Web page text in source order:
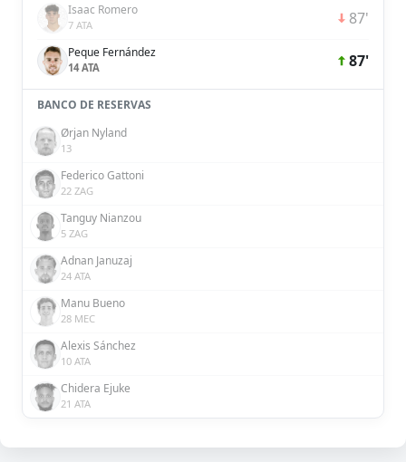
Isaac Romero
7 ATA 87'
Peque Fernández
14 ATA 87'
BANCO DE RESERVAS
Ørjan Nyland
13
Federico Gattoni
22 ZAG
Tanguy Nianzou
5 ZAG
Adnan Januzaj
24 ATA
Manu Bueno
28 MEC
Alexis Sánchez
10 ATA
Chidera Ejuke
21 ATA